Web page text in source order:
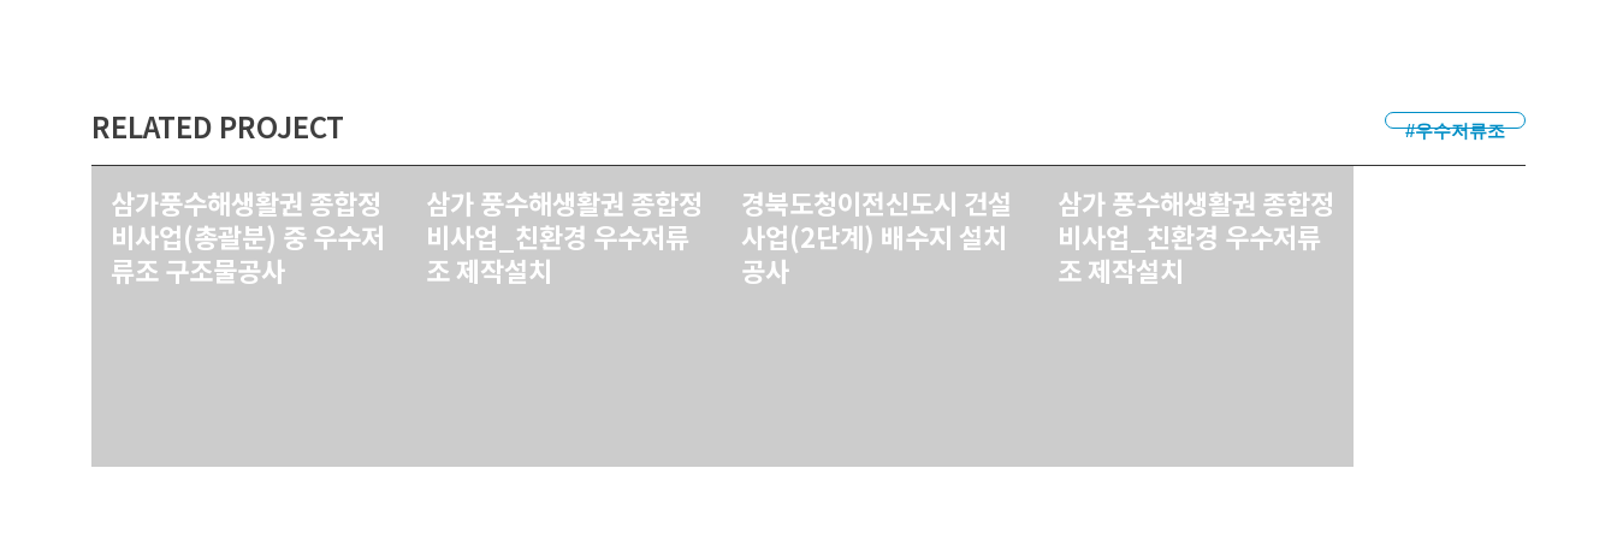
RELATED PROJECT #우수저류조
삼가풍수해생활권 종합정
비사업(총괄분) 중 우수저
류조 구조물공사
삼가 풍수해생활권 종합정
비사업_친환경 우수저류
조 제작설치
경북도청이전신도시 건설
사업(2단계) 배수지 설치
공사
삼가 풍수해생활권 종합정
비사업_친환경 우수저류
조 제작설치